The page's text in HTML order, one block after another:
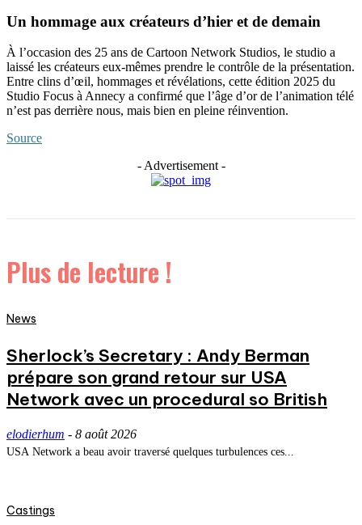
Un hommage aux créateurs d’hier et de demain
À l’occasion des 25 ans de Cartoon Network Studios, le studio a
laissé les créateurs eux-mêmes prendre le contrôle de la présentation.
Entre clins d’œil, hommages et révélations, cette édition 2025 du
Studio Focus à Annecy a confirmé que l’âge d’or de l’animation télé
n’est pas derrière nous, mais bien en pleine réinvention.
Source
- Advertisement -
Plus de lecture !
News
Sherlock’s Secretary : Andy Berman
prépare son grand retour sur USA
Network avec un procedural so British
elodierhum - 8 août 2026
USA Network a beau avoir traversé quelques turbulences ces...
Castings